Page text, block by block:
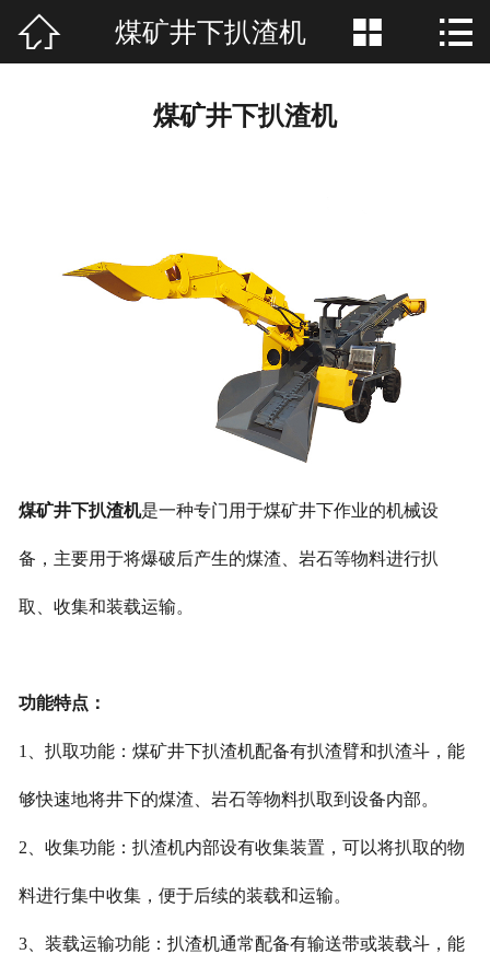
网站首页
在线留言
厂房场景
 煤矿井下扒渣机  
煤矿井下扒渣机
煤矿井下扒渣机是一种专门用于煤矿井下作业的机械设
备，主要用于将爆破后产生的煤渣、岩石等物料进行扒
取、收集和装载运输。
功能特点：
1、扒取功能：煤矿井下扒渣机配备有扒渣臂和扒渣斗，能
够快速地将井下的煤渣、岩石等物料扒取到设备内部。
2、收集功能：扒渣机内部设有收集装置，可以将扒取的物
料进行集中收集，便于后续的装载和运输。
3、装载运输功能：扒渣机通常配备有输送带或装载斗，能